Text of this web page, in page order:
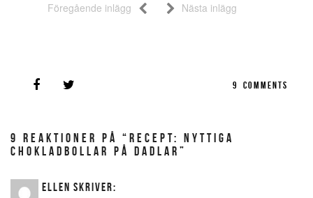
Föregående inlägg Nästa inlägg
9 COMMENTS
9 REAKTIONER PÅ “RECEPT: NYTTIGA
CHOKLADBOLLAR PÅ DADLAR”
ELLEN SKRIVER: